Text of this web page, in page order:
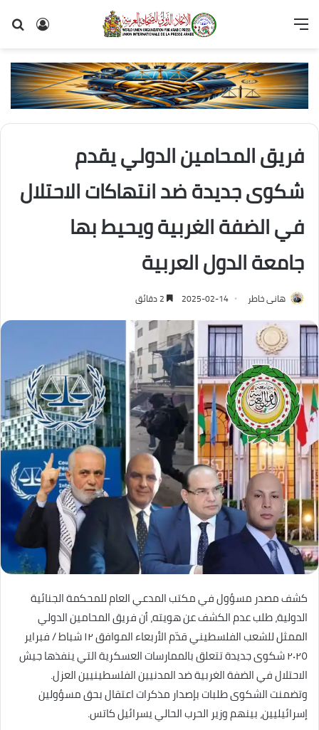
تسجيل
القائمة
فريق المحامين الدولي يقدم
شكوى جديدة ضد انتهاكات الاحتلال
في الضفة الغربية ويحيط بها
جامعة الدول العربية
هانى خاطر 2025-02-14
كشف مصدر مسؤول في مكتب المدعي العام للمحكمة الجنائية
الدولية، طلب عدم الكشف عن هويته، أن فريق المحامين الدولي
الممثل للشعب الفلسطيني قدّم الأربعاء الموافق ١٢ شباط / فبراير
٢٠٢٥ شكوى جديدة تتعلق بالممارسات العسكرية التي ينفذها جيش
الاحتلال في الضفة الغربية ضد المدنيين الفلسطينيين العزل.
وتضمنت الشكوى طلبات بإصدار مذكرات اعتقال بحق مسؤولين
إسرائيليين، بينهم وزير الحرب الحالي يسرائيل كاتس.